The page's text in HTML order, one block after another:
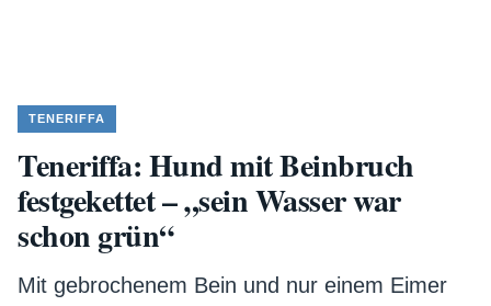
TENERIFFA
Teneriffa: Hund mit Beinbruch
festgekettet – „sein Wasser war
schon grün“
Mit gebrochenem Bein und nur einem Eimer